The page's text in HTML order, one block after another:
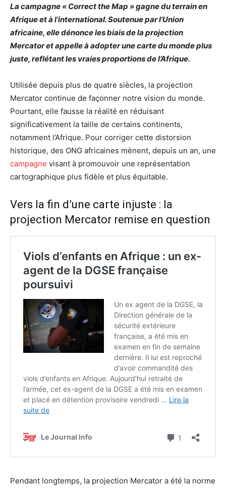
La campagne « Correct the Map » gagne du terrain en
Afrique et à l’international. Soutenue par l’Union
africaine, elle dénonce les biais de la projection
Mercator et appelle à adopter une carte du monde plus
juste, reflétant les vraies proportions de l’Afrique.
Utilisée depuis plus de quatre siècles, la projection
Mercator continue de façonner notre vision du monde.
Pourtant, elle fausse la réalité en réduisant
significativement la taille de certains continents,
notamment l’Afrique. Pour corriger cette distorsion
historique, des ONG africaines mènent, depuis un an, une
campagne visant à promouvoir une représentation
cartographique plus fidèle et plus équitable.
Vers la fin d’une carte injuste : la
projection Mercator remise en question
Pendant longtemps, la projection Mercator a été la norme